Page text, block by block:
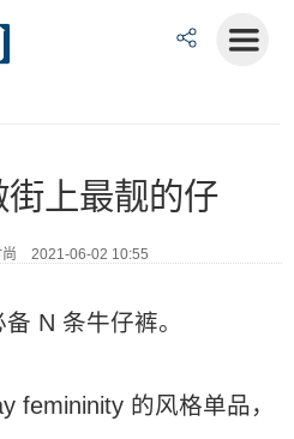
街上最靓的仔
尚 2021-06-02 10:55
N 条牛仔裤。
femininity 的风格单品，